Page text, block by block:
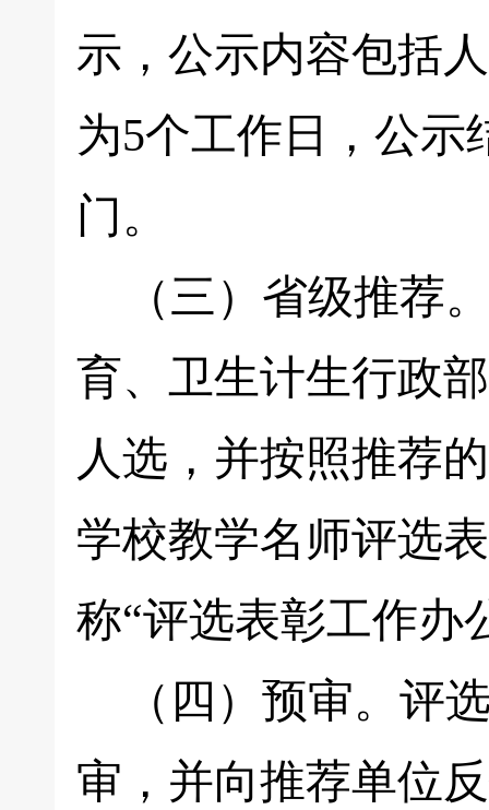
示，公示内容包括
为5个工作日，公示
门。
（三）省级推荐
育、卫生计生行政
人选，并按照推荐
学校教学名师评选
称“评选表彰工作办
（四）预审。评
审，并向推荐单位